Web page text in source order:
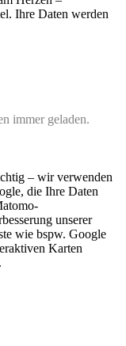
Ihre Daten werden
immer geladen.
– wir verwenden
die Ihre Daten
unserer
wie bspw. Google
Karten